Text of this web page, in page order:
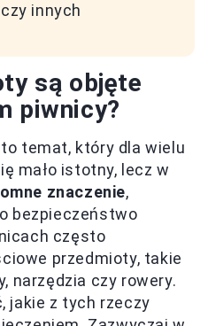
innych
są objęte
piwnicy?
temat, który dla wielu
mało istotny, lecz w
znaczenie,
bezpieczeństwo
często
przedmioty, takie
narzędzia czy rowery.
jakie z tych rzeczy